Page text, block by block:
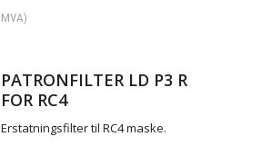
MVA)
PATRONFILTER LD P3 R
FOR RC4
Erstatningsfilter til RC4 maske.